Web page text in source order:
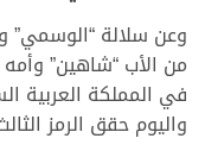
وعن سلالة “الوسمي”
من الأب “شاهين”
في المملكة العربية
واليوم حقق الرمز